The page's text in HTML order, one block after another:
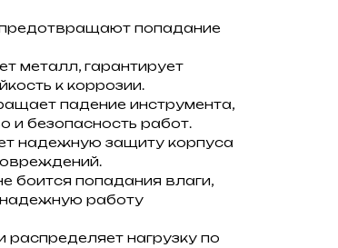
попадание
металл, гарантирует
к коррозии.
падение инструмента,
и безопасность работ.
надежную защиту корпуса
боится попадания влаги,
надежную работу
нагрузку по